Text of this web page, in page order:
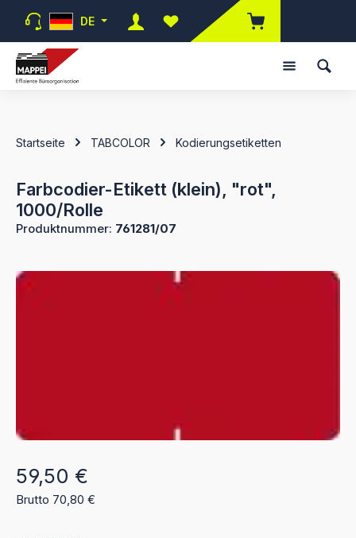
Zum Hauptinhalt springen
DE
Du hast 0 Produkte auf dem
Startseite TABCOLOR Kodierungsetiketten
Farbcodier-Etikett (klein), "rot",
1000/Rolle
Produktnummer: 761281/07
Bildergalerie überspringen
Regulärer Preis:
59,50 €
Brutto 70,80 €